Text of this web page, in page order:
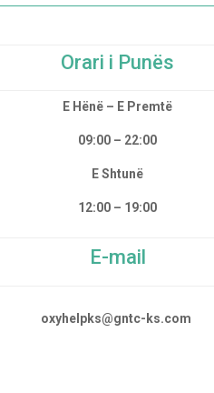
Orari i Punës
E Hënë – E Premtë
09:00 – 22:00
E Shtunë
12:00 – 19:00
E-mail
oxyhelpks@gntc-ks.com